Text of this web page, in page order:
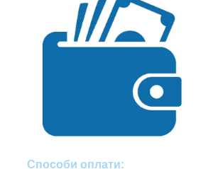
Способи оплати: